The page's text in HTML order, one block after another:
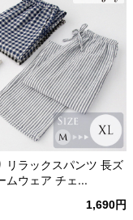
リラックスパンツ 長ズ
ムウェア チェ...
1,690円